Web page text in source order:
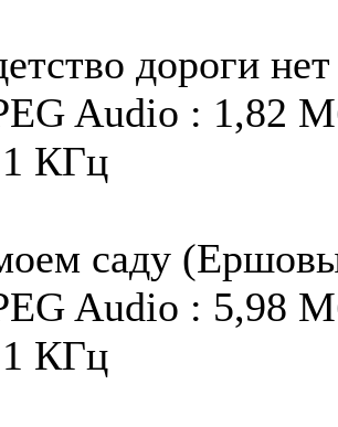
дороги
Audio : 1,82
КГц
саду
Audio : 5,98
КГц